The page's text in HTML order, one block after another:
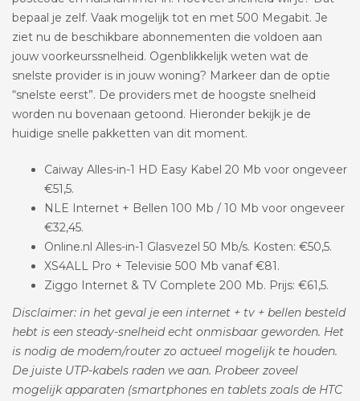
bepaal je zelf. Vaak mogelijk tot en met 500 Megabit. Je
ziet nu de beschikbare abonnementen die voldoen aan
jouw voorkeurssnelheid. Ogenblikkelijk weten wat de
snelste provider is in jouw woning? Markeer dan de optie
“snelste eerst”. De providers met de hoogste snelheid
worden nu bovenaan getoond. Hieronder bekijk je de
huidige snelle pakketten van dit moment.
Caiway Alles-in-1 HD Easy Kabel 20 Mb voor ongeveer
€51,5.
NLE Internet + Bellen 100 Mb / 10 Mb voor ongeveer
€32,45.
Online.nl Alles-in-1 Glasvezel 50 Mb/s. Kosten: €50,5.
XS4ALL Pro + Televisie 500 Mb vanaf €81.
Ziggo Internet & TV Complete 200 Mb. Prijs: €61,5.
Disclaimer: in het geval je een internet + tv + bellen besteld
hebt is een steady-snelheid echt onmisbaar geworden. Het
is nodig de modem/router zo actueel mogelijk te houden.
De juiste UTP-kabels raden we aan. Probeer zoveel
mogelijk apparaten (smartphones en tablets zoals de HTC